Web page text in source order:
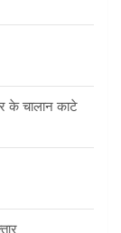
के चालान काटे